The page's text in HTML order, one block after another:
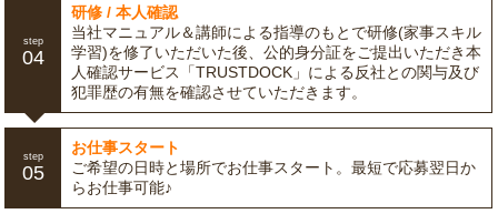
step
04
研修 / 本人確認
当社マニュアル＆講師による指導のもとで研修(家事スキル
学習)を修了いただいた後、公的身分証をご提出いただき本
人確認サービス「TRUSTDOCK」による反社との関与及び
犯罪歴の有無を確認させていただきます。
step
05
お仕事スタート
ご希望の日時と場所でお仕事スタート。最短で応募翌日か
らお仕事可能♪